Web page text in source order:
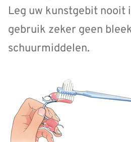
Leg uw kunstgebit nooit
gebruik zeker geen
schuurmiddelen.